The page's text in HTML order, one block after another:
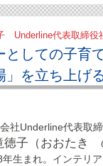
Underline代表取締役
しての子育
」を立ち上げ
社Underline代表取
徳子（おおたき
年生まれ。インテリア